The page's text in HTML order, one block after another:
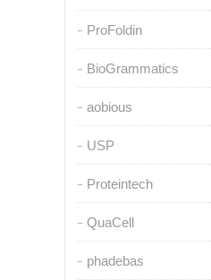
ProFoldin
BioGrammatics
aobious
USP
Proteintech
QuaCell
phadebas